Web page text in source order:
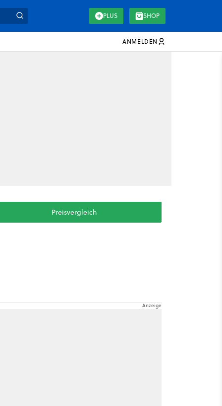
PLUS SHOP
ANMELDEN
Preisvergleich